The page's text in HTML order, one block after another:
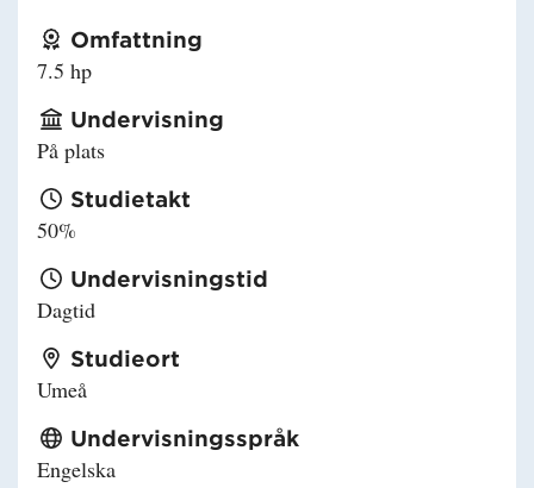
Omfattning
7.5 hp
Undervisning
På plats
Studietakt
50%
Undervisningstid
Dagtid
Studieort
Umeå
Undervisningsspråk
Engelska